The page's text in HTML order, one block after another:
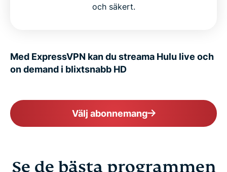
och säkert.
Med ExpressVPN kan du streama Hulu live och
on demand i blixtsnabb HD
Välj abonnemang
Se de bästa programmen